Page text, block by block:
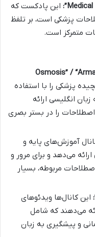
این پادکست که
پزشکی است، بر تلفظ
متمرکز است.
“Osmosis” /
پزشکی را با استفاده
انگلیسی ارائه
را در بستر بصری
آموزش‌های پایه و
می‌دهد و برای مرور و
مربوطه، بسیار
این کانال‌ها ویدئوهای
می‌دهند که شامل
و پیشگیری به زبان